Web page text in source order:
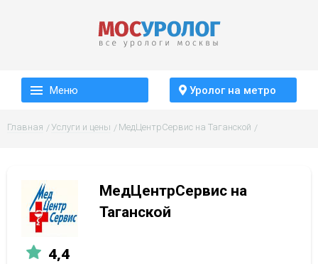
Меню Уролог на метро
Главная Услуги и цены МедЦентрСервис на Таганской
4,4
МедЦентрСервис на
Таганской